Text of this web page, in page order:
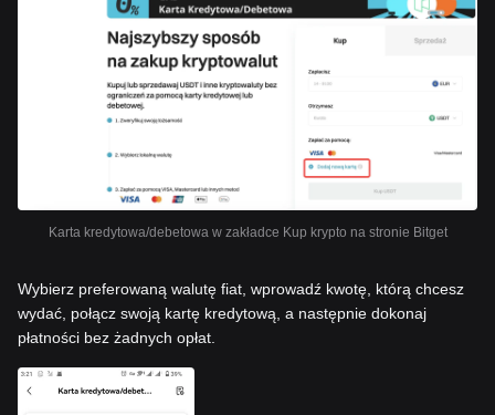
Karta kredytowa/debetowa w zakładce Kup krypto na stronie Bitget
Wybierz preferowaną walutę fiat, wprowadź kwotę, którą chcesz
wydać, połącz swoją kartę kredytową, a następnie dokonaj
płatności bez żadnych opłat.